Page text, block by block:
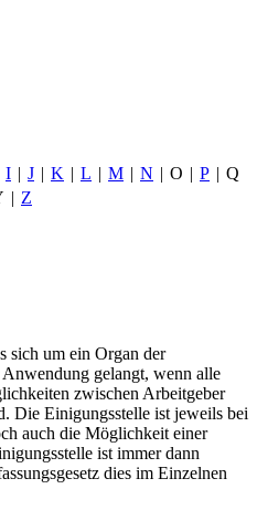
I | J | K | L | M | N | O | P | Q
| Z
sich um ein Organ der
gelangt, wenn alle
zwischen Arbeitgeber
Die Einigungsstelle ist jeweils bei
auch die Möglichkeit einer
ist immer dann
dies im Einzelnen